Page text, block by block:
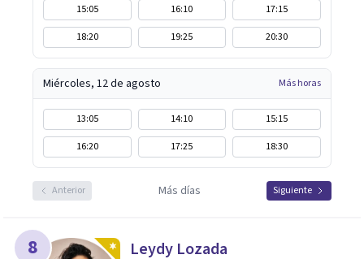
15:05 16:10
17:15
18:20
19:25 20:30
Miércoles, 12 de agosto Más horas
13:05 14:10
15:15
16:20
17:25 18:30
Anterior Más días Siguiente
8 Leydy Lozada